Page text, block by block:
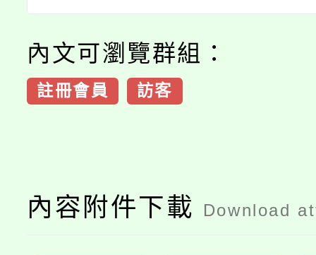
內文可瀏覽群組：
註冊會員 訪客
內容附件下載 Download